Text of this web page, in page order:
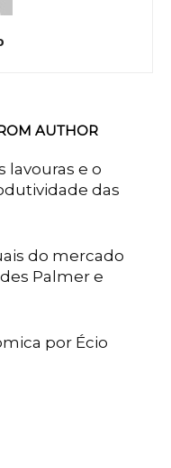
AUTHOR
lavouras e o
das
do mercado
Palmer e
por Écio